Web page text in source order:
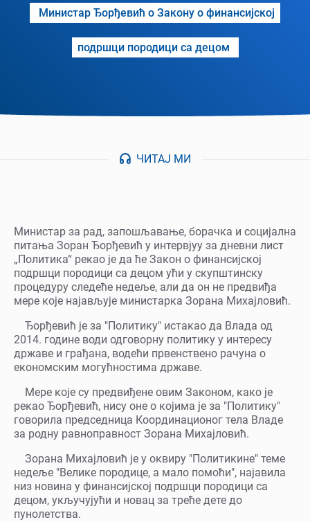
Министар Ђорђевић о Закону о финансијској
подршци породици са децом
ЧИТАЈ МИ
Министар за рад, запошљавање, борачка и социјална
питања Зоран Ђорђевић у интервјуу за дневни лист
„Политика“ рекао је да ће Закон о финансијској
подршци породици са децом ући у скупштинску
процедуру следеће недеље, али да он не предвиђа
мере које најављује министарка Зорана Михајловић.
Ђорђевић је за "Политику" истакао да Влада од
2014. године води одговорну политику у интересу
државе и грађана, водећи првенствено рачуна о
економским могућностима државе.
Мере које су предвиђене овим Законом, како је
рекао Ђорђевић, нису оне о којима је за "Политику"
говорила председница Координационог тела Владе
за родну равноправност Зорана Михајловић.
Зорана Михајловић је у оквиру "Политикине" теме
недеље "Велике породице, а мало помоћи", најавила
низ новина у финансијској подршци породици са
децом, укључујући и новац за треће дете до
пунолетства.